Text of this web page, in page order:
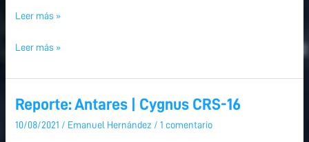
Leer más »
Leer más »
Reporte: Antares | Cygnus CRS-16
10/08/2021 / Emanuel Hernández /1 comentario
Reporte:
Reporte: